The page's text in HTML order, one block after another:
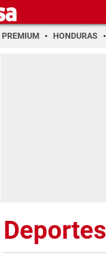
PREMIUM HONDURAS
Deportes